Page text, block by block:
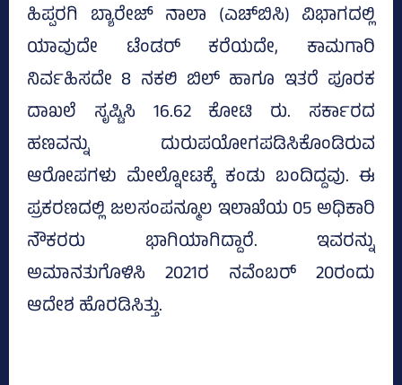
ಹಿಪ್ಪರಗಿ ಬ್ಯಾರೇಜ್‌ ನಾಲಾ (ಎಚ್‌ಬಿಸಿ) ವಿಭಾಗದಲ್ಲಿ
ಯಾವುದೇ ಟೆಂಡರ್‌ ಕರೆಯದೇ, ಕಾಮಗಾರಿ
ನಿರ್ವಹಿಸದೇ 8 ನಕಲಿ ಬಿಲ್‌ ಹಾಗೂ ಇತರೆ ಪೂರಕ
ದಾಖಲೆ ಸೃಷ್ಟಿಸಿ 16.62 ಕೋಟಿ ರು. ಸರ್ಕಾರದ
ಹಣವನ್ನು ದುರುಪಯೋಗಪಡಿಸಿಕೊಂಡಿರುವ
ಆರೋಪಗಳು ಮೇಲ್ನೋಟಕ್ಕೆ ಕಂಡು ಬಂದಿದ್ದವು. ಈ
ಪ್ರಕರಣದಲ್ಲಿ ಜಲಸಂಪನ್ಮೂಲ ಇಲಾಖೆಯ 05 ಅಧಿಕಾರಿ
ನೌಕರರು ಭಾಗಿಯಾಗಿದ್ದಾರೆ. ಇವರನ್ನು
ಅಮಾನತುಗೊಳಿಸಿ 2021ರ ನವೆಂಬರ್‌ 20ರಂದು
ಆದೇಶ ಹೊರಡಿಸಿತ್ತು.